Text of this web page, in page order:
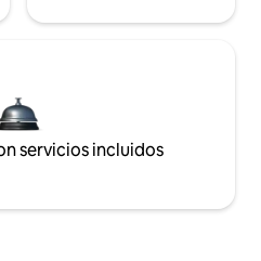
servicios incluidos